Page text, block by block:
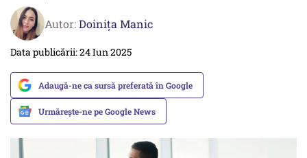
Autor:Doinița Manic
Data publicării: 24 Iun 2025
Adaugă-ne ca sursă preferată în Google
Urmărește-ne pe Google News